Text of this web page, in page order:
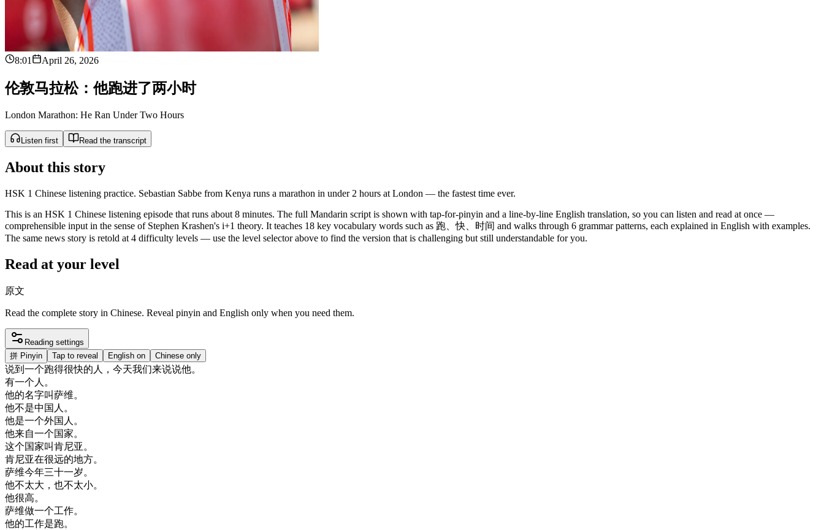
8:01 April 26, 2026
伦敦马拉松：他跑进了两小时
London Marathon: He Ran Under Two Hours
Listen first Read the transcript
About this story
HSK 1 Chinese listening practice. Sebastian Sabbe from Kenya runs a marathon in under 2 hours at London — the fastest time ever.
This is an HSK 1 Chinese listening episode that runs about 8 minutes. The full Mandarin script is shown with tap-for-pinyin and a line-by-line English translation, so you can listen and read at once —
comprehensible input in the sense of Stephen Krashen's i+1 theory. It teaches 18 key vocabulary words such as 跑、快、时间 and walks through 6 grammar patterns, each explained in English with examples.
The same news story is retold at 4 difficulty levels — use the level selector above to find the version that is challenging but still understandable for you.
Read at your level
原文
Read the complete story in Chinese. Reveal pinyin and English only when you need them.
Reading settings
拼 Pinyin Tap to reveal English on Chinese only
说到 一个跑得很快的 人 ， 今天我们来说说他。
有一个人 。
他的名字叫萨维。
他不是中国人 。
他是一个外国 人 。
他来自一个国家。
这个国家叫肯尼亚 。
肯尼亚在很远的地方。
萨维今年三十一岁。
他不太大 ， 也不太小。
他很高。
萨维做一个工作。
他的工作是跑。